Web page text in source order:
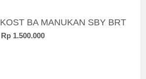
KOST BA MANUKAN SBY BRT
Rp 1.500.000